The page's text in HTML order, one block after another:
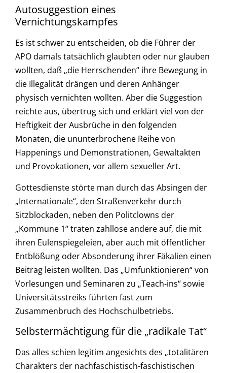
Autosuggestion eines
Vernichtungskampfes
Es ist schwer zu entscheiden, ob die Führer der
APO damals tatsächlich glaubten oder nur glauben
wollten, daß „die Herrschenden“ ihre Bewegung in
die Illegalität drängen und deren Anhänger
physisch vernichten wollten. Aber die Suggestion
reichte aus, übertrug sich und erklärt viel von der
Heftigkeit der Ausbrüche in den folgenden
Monaten, die ununterbrochene Reihe von
Happenings und Demonstrationen, Gewaltakten
und Provokationen, vor allem sexueller Art.
Gottesdienste störte man durch das Absingen der
„Internationale“, den Straßenverkehr durch
Sitzblockaden, neben den Politclowns der
„Kommune 1“ traten zahllose andere auf, die mit
ihren Eulenspiegeleien, aber auch mit öffentlicher
Entblößung oder Absonderung ihrer Fäkalien einen
Beitrag leisten wollten. Das „Umfunktionieren“ von
Vorlesungen und Seminaren zu „Teach-ins“ sowie
Universitätsstreiks führten fast zum
Zusammenbruch des Hochschulbetriebs.
Selbstermächtigung für die „radikale Tat“
Das alles schien legitim angesichts des „totalitären
Charakters der nachfaschistisch-faschistischen